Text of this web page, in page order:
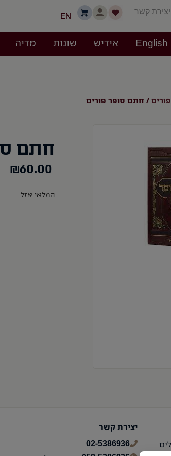
יצירת קשר EN
English אידיש שונות מדיה
פורים / חתם סופר פורים
חתם
₪60.00
המלאי אזל
יצירת קשר
02-5386936